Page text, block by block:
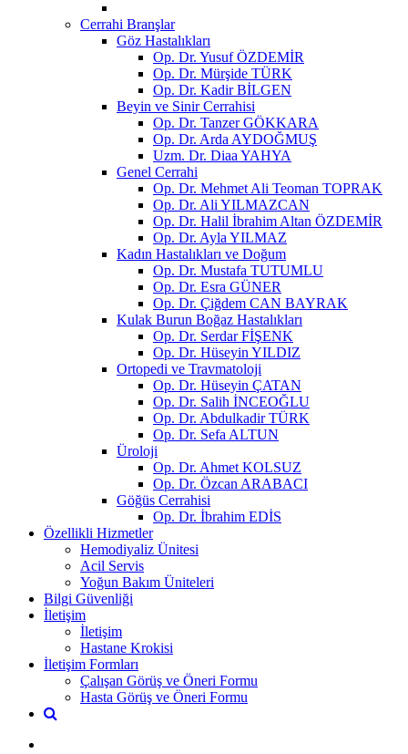
Cerrahi Branşlar
Göz Hastalıkları
Op. Dr. Yusuf ÖZDEMİR
Op. Dr. Mürşide TÜRK
Op. Dr. Kadir BİLGEN
Beyin ve Sinir Cerrahisi
Op. Dr. Tanzer GÖKKARA
Op. Dr. Arda AYDOĞMUŞ
Uzm. Dr. Diaa YAHYA
Genel Cerrahi
Op. Dr. Mehmet Ali Teoman TOPRAK
Op. Dr. Ali YILMAZCAN
Op. Dr. Halil İbrahim Altan ÖZDEMİR
Op. Dr. Ayla YILMAZ
Kadın Hastalıkları ve Doğum
Op. Dr. Mustafa TUTUMLU
Op. Dr. Esra GÜNER
Op. Dr. Çiğdem CAN BAYRAK
Kulak Burun Boğaz Hastalıkları
Op. Dr. Serdar FİŞENK
Op. Dr. Hüseyin YILDIZ
Ortopedi ve Travmatoloji
Op. Dr. Hüseyin ÇATAN
Op. Dr. Salih İNCEOĞLU
Op. Dr. Abdulkadir TÜRK
Op. Dr. Sefa ALTUN
Üroloji
Op. Dr. Ahmet KOLSUZ
Op. Dr. Özcan ARABACI
Göğüs Cerrahisi
Op. Dr. İbrahim EDİS
Özellikli Hizmetler
Hemodiyaliz Ünitesi
Acil Servis
Yoğun Bakım Üniteleri
Bilgi Güvenliği
İletişim
İletişim
Hastane Krokisi
İletişim Formları
Çalışan Görüş ve Öneri Formu
Hasta Görüş ve Öneri Formu